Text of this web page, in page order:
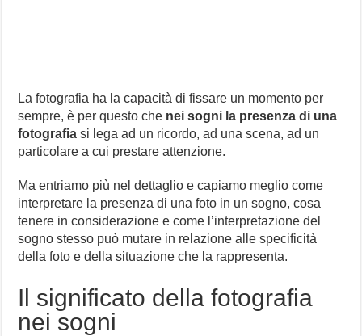
La fotografia ha la capacità di fissare un momento per
sempre, è per questo che nei sogni la presenza di una
fotografia si lega ad un ricordo, ad una scena, ad un
particolare a cui prestare attenzione.
Ma entriamo più nel dettaglio e capiamo meglio come
interpretare la presenza di una foto in un sogno, cosa
tenere in considerazione e come l’interpretazione del
sogno stesso può mutare in relazione alle specificità
della foto e della situazione che la rappresenta.
Il significato della fotografia
nei sogni